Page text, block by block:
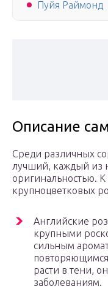
Пуйя Раймонд
Описание
Среди различных
лучший, каждый из
оригинальностью.
крупноцветковых
Английские
крупными
сильным
расти в тени,
заболеваниям.